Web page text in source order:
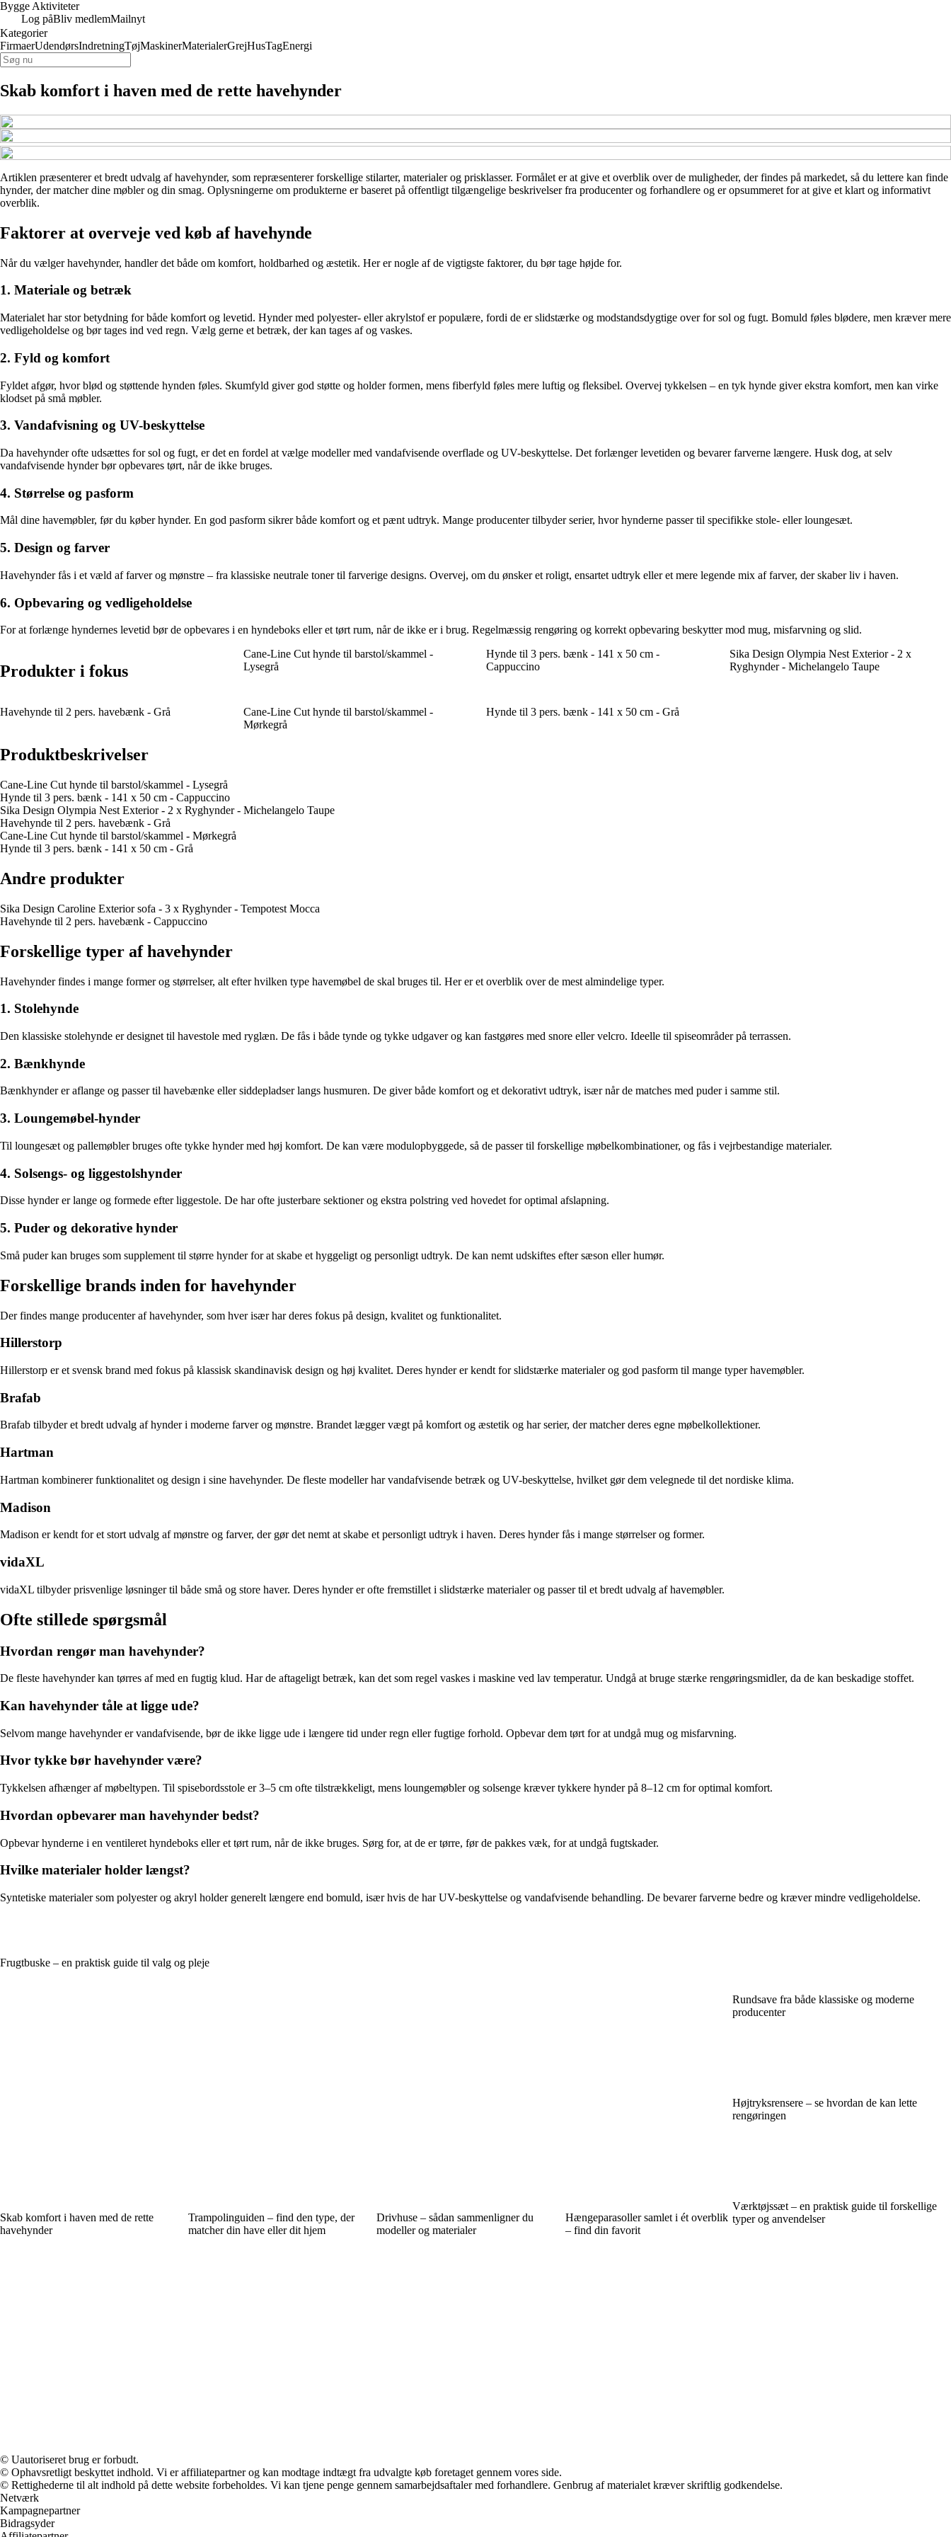
Bygge Aktiviteter
Log påBliv medlemMailnyt
Kategorier
FirmaerUdendørsIndretningTøjMaskinerMaterialerGrejHusTagEnergi
Skab komfort i haven med de rette havehynder
Artiklen præsenterer et bredt udvalg af havehynder, som repræsenterer forskellige stilarter, materialer og prisklasser. Formålet er at give et overblik over de muligheder, der findes på markedet, så du lettere kan finde
hynder, der matcher dine møbler og din smag. Oplysningerne om produkterne er baseret på offentligt tilgængelige beskrivelser fra producenter og forhandlere og er opsummeret for at give et klart og informativt
overblik.
Faktorer at overveje ved køb af havehynde
Når du vælger havehynder, handler det både om komfort, holdbarhed og æstetik. Her er nogle af de vigtigste faktorer, du bør tage højde for.
1. Materiale og betræk
Materialet har stor betydning for både komfort og levetid. Hynder med polyester- eller akrylstof er populære, fordi de er slidstærke og modstandsdygtige over for sol og fugt. Bomuld føles blødere, men kræver mere
vedligeholdelse og bør tages ind ved regn. Vælg gerne et betræk, der kan tages af og vaskes.
2. Fyld og komfort
Fyldet afgør, hvor blød og støttende hynden føles. Skumfyld giver god støtte og holder formen, mens fiberfyld føles mere luftig og fleksibel. Overvej tykkelsen – en tyk hynde giver ekstra komfort, men kan virke
klodset på små møbler.
3. Vandafvisning og UV-beskyttelse
Da havehynder ofte udsættes for sol og fugt, er det en fordel at vælge modeller med vandafvisende overflade og UV-beskyttelse. Det forlænger levetiden og bevarer farverne længere. Husk dog, at selv
vandafvisende hynder bør opbevares tørt, når de ikke bruges.
4. Størrelse og pasform
Mål dine havemøbler, før du køber hynder. En god pasform sikrer både komfort og et pænt udtryk. Mange producenter tilbyder serier, hvor hynderne passer til specifikke stole- eller loungesæt.
5. Design og farver
Havehynder fås i et væld af farver og mønstre – fra klassiske neutrale toner til farverige designs. Overvej, om du ønsker et roligt, ensartet udtryk eller et mere legende mix af farver, der skaber liv i haven.
6. Opbevaring og vedligeholdelse
For at forlænge hyndernes levetid bør de opbevares i en hyndeboks eller et tørt rum, når de ikke er i brug. Regelmæssig rengøring og korrekt opbevaring beskytter mod mug, misfarvning og slid.
Produkter i fokus
Cane-Line Cut hynde til barstol/skammel -
Lysegrå
Hynde til 3 pers. bænk - 141 x 50 cm -
Cappuccino
Sika Design Olympia Nest Exterior - 2 x
Ryghynder - Michelangelo Taupe
Havehynde til 2 pers. havebænk - Grå
Cane-Line Cut hynde til barstol/skammel -
Mørkegrå
Hynde til 3 pers. bænk - 141 x 50 cm - Grå
Produktbeskrivelser
Cane-Line Cut hynde til barstol/skammel - Lysegrå
Hynde til 3 pers. bænk - 141 x 50 cm - Cappuccino
Sika Design Olympia Nest Exterior - 2 x Ryghynder - Michelangelo Taupe
Havehynde til 2 pers. havebænk - Grå
Cane-Line Cut hynde til barstol/skammel - Mørkegrå
Hynde til 3 pers. bænk - 141 x 50 cm - Grå
Andre produkter
Sika Design Caroline Exterior sofa - 3 x Ryghynder - Tempotest Mocca
Havehynde til 2 pers. havebænk - Cappuccino
Forskellige typer af havehynder
Havehynder findes i mange former og størrelser, alt efter hvilken type havemøbel de skal bruges til. Her er et overblik over de mest almindelige typer.
1. Stolehynde
Den klassiske stolehynde er designet til havestole med ryglæn. De fås i både tynde og tykke udgaver og kan fastgøres med snore eller velcro. Ideelle til spiseområder på terrassen.
2. Bænkhynde
Bænkhynder er aflange og passer til havebænke eller siddepladser langs husmuren. De giver både komfort og et dekorativt udtryk, især når de matches med puder i samme stil.
3. Loungemøbel-hynder
Til loungesæt og pallemøbler bruges ofte tykke hynder med høj komfort. De kan være modulopbyggede, så de passer til forskellige møbelkombinationer, og fås i vejrbestandige materialer.
4. Solsengs- og liggestolshynder
Disse hynder er lange og formede efter liggestole. De har ofte justerbare sektioner og ekstra polstring ved hovedet for optimal afslapning.
5. Puder og dekorative hynder
Små puder kan bruges som supplement til større hynder for at skabe et hyggeligt og personligt udtryk. De kan nemt udskiftes efter sæson eller humør.
Forskellige brands inden for havehynder
Der findes mange producenter af havehynder, som hver især har deres fokus på design, kvalitet og funktionalitet.
Hillerstorp
Hillerstorp er et svensk brand med fokus på klassisk skandinavisk design og høj kvalitet. Deres hynder er kendt for slidstærke materialer og god pasform til mange typer havemøbler.
Brafab
Brafab tilbyder et bredt udvalg af hynder i moderne farver og mønstre. Brandet lægger vægt på komfort og æstetik og har serier, der matcher deres egne møbelkollektioner.
Hartman
Hartman kombinerer funktionalitet og design i sine havehynder. De fleste modeller har vandafvisende betræk og UV-beskyttelse, hvilket gør dem velegnede til det nordiske klima.
Madison
Madison er kendt for et stort udvalg af mønstre og farver, der gør det nemt at skabe et personligt udtryk i haven. Deres hynder fås i mange størrelser og former.
vidaXL
vidaXL tilbyder prisvenlige løsninger til både små og store haver. Deres hynder er ofte fremstillet i slidstærke materialer og passer til et bredt udvalg af havemøbler.
Ofte stillede spørgsmål
Hvordan rengør man havehynder?
De fleste havehynder kan tørres af med en fugtig klud. Har de aftageligt betræk, kan det som regel vaskes i maskine ved lav temperatur. Undgå at bruge stærke rengøringsmidler, da de kan beskadige stoffet.
Kan havehynder tåle at ligge ude?
Selvom mange havehynder er vandafvisende, bør de ikke ligge ude i længere tid under regn eller fugtige forhold. Opbevar dem tørt for at undgå mug og misfarvning.
Hvor tykke bør havehynder være?
Tykkelsen afhænger af møbeltypen. Til spisebordsstole er 3–5 cm ofte tilstrækkeligt, mens loungemøbler og solsenge kræver tykkere hynder på 8–12 cm for optimal komfort.
Hvordan opbevarer man havehynder bedst?
Opbevar hynderne i en ventileret hyndeboks eller et tørt rum, når de ikke bruges. Sørg for, at de er tørre, før de pakkes væk, for at undgå fugtskader.
Hvilke materialer holder længst?
Syntetiske materialer som polyester og akryl holder generelt længere end bomuld, især hvis de har UV-beskyttelse og vandafvisende behandling. De bevarer farverne bedre og kræver mindre vedligeholdelse.
Frugtbuske – en praktisk guide til valg og pleje
Skab komfort i haven med de rette
havehynder
Trampolinguiden – find den type, der
matcher din have eller dit hjem
Drivhuse – sådan sammenligner du
modeller og materialer
Hængeparasoller samlet i ét overblik
– find din favorit
Rundsave fra både klassiske og moderne
producenter
Højtryksrensere – se hvordan de kan lette
rengøringen
Værktøjssæt – en praktisk guide til forskellige
typer og anvendelser
© Uautoriseret brug er forbudt.
© Ophavsretligt beskyttet indhold. Vi er affiliatepartner og kan modtage indtægt fra udvalgte køb foretaget gennem vores side.
© Rettighederne til alt indhold på dette website forbeholdes. Vi kan tjene penge gennem samarbejdsaftaler med forhandlere. Genbrug af materialet kræver skriftlig godkendelse.
Netværk
Kampagnepartner
Bidragsyder